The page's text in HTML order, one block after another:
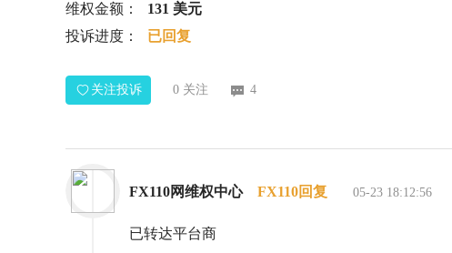
维权金额：
131 美元
投诉进度：
已回复
关注投诉 0 关注 4
FX110网维权中心 FX110回复 05-23 18:12:56
已转达平台商